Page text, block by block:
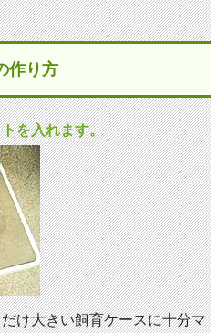
作り方
を入れます。
け大きい飼育ケースに十分マ